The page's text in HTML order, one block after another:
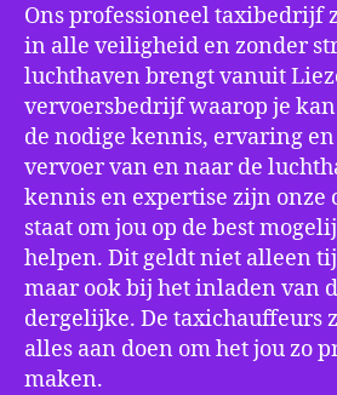
Ons professioneel taxibedrijf
in alle veiligheid en zonder
luchthaven brengt vanuit
vervoersbedrijf waarop je
de nodige kennis, ervaring
vervoer van en naar de
kennis en expertise zijn onze
staat om jou op de best
helpen. Dit geldt niet alleen
maar ook bij het inladen van
dergelijke. De taxichauffeurs
alles aan doen om het jou zo
maken.